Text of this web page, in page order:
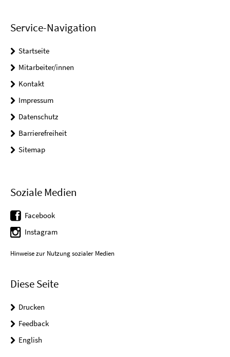
Service-Navigation
Startseite
Mitarbeiter/innen
Kontakt
Impressum
Datenschutz
Barrierefreiheit
Sitemap
Soziale Medien
Facebook
Instagram
Hinweise zur Nutzung sozialer Medien
Diese Seite
Drucken
Feedback
English